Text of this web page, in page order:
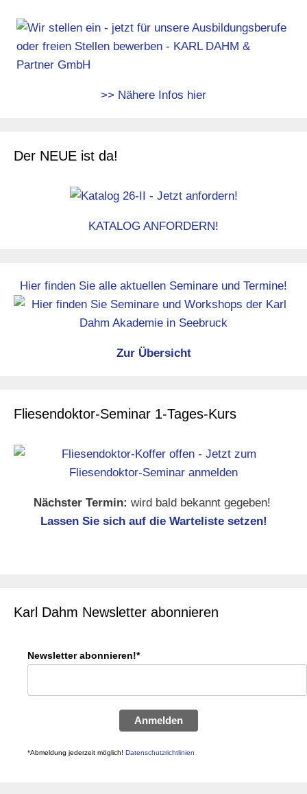
>> Nähere Infos hier
Der NEUE ist da!
KATALOG ANFORDERN!
Hier finden Sie alle aktuellen Seminare und Termine!
Zur Übersicht
Fliesendoktor-Seminar 1-Tages-Kurs
Nächster Termin: wird bald bekannt gegeben!
Lassen Sie sich auf die Warteliste setzen!
Karl Dahm Newsletter abonnieren
Newsletter abonnieren!*
Anmelden
*Abmeldung jederzeit möglich! Datenschutzrichtlinien